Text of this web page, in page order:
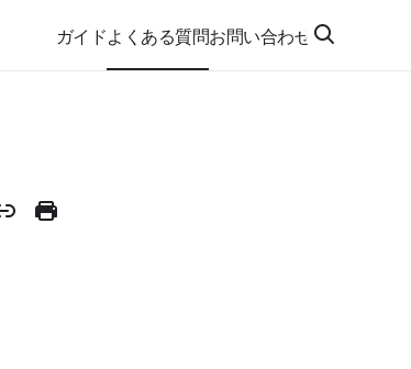
ガイドよくある質問お問い合わせ